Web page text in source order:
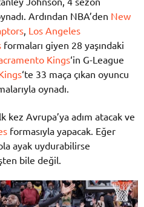
Ardından NBA’den New
Los Angeles
formaları giyen 28 yaşındaki
Kings‘in G-League
‘te 33 maça çıkan oyuncu
oynadı.
kez Avrupa’ya adım atacak ve
formasıyla yapacak. Eğer
ayak uydurabilirse
bile değil.